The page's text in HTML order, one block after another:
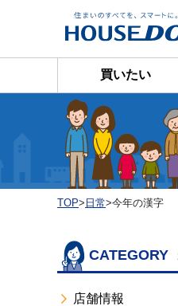
買いたい
TOP> 日常>今年の漢字
CATEGORY
店舗情報